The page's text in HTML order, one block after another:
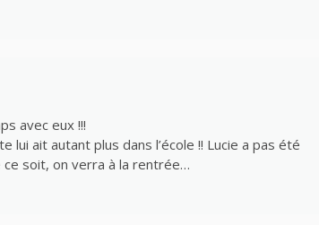
avec eux !!!
lui ait autant plus dans l’école !! Lucie a pas été
ce soit, on verra à la rentrée…